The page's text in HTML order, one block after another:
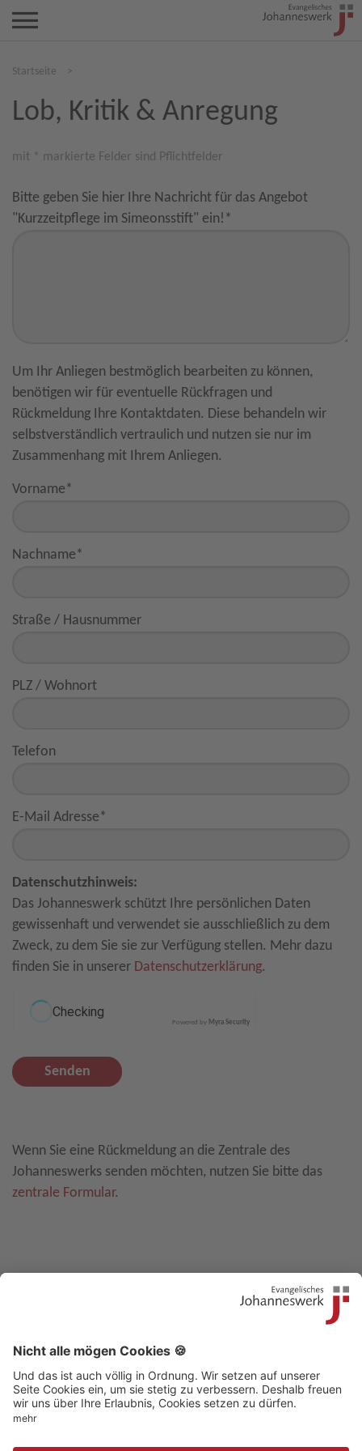
Startseite >
Lob, Kritik & Anregung
mit * markierte Felder sind Pflichtfelder
Bitte geben Sie hier Ihre Nachricht für das Angebot
"Kurzzeitpflege im Simeonsstift" ein! *
Um Ihr Anliegen bestmöglich bearbeiten zu können,
benötigen wir für eventuelle Rückfragen und
Rückmeldung Ihre Kontaktdaten. Diese behandeln wir
selbstverständlich vertraulich und nutzen sie nur im
Zusammenhang mit Ihrem Anliegen.
Vorname*
Nachname*
Straße / Hausnummer
PLZ / Wohnort
Telefon
E-Mail Adresse*
Datenschutzhinweis:
Das Johanneswerk schützt Ihre persönlichen Daten
gewissenhaft und verwendet sie ausschließlich zu dem
Zweck, zu dem Sie sie zur Verfügung stellen. Mehr dazu
finden Sie in unserer Datenschutzerklärung.
Powered by Myra Security
Senden
Wenn Sie eine Rückmeldung an die Zentrale des
Johanneswerks senden möchten, nutzen Sie bitte das
zentrale Formular.